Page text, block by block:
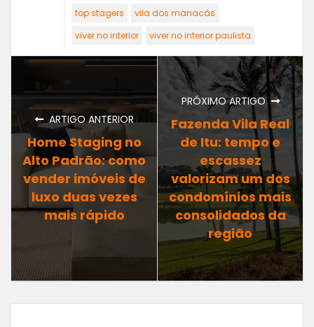
top stagers
vila dos manacás
viver no interior
viver no interior paulista
ARTIGO ANTERIOR
Home Staging no
Alto Padrão: como
vender imóveis de
luxo duas vezes
mais rápido
PRÓXIMO ARTIGO
Fazenda Vila Real
de Itu: tempo e
escassez
valorizam um dos
condomínios mais
consolidados da
região